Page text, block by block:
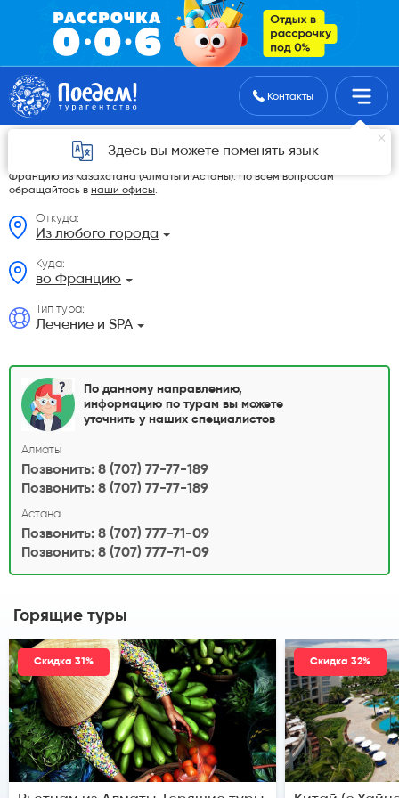
Поиск туровКонтакты
Здесь вы можете поменять язык
Лечение и SPA из Казахстана
На данной странице мы разместили самые выгодные Лечение и SPA во
Францию из Казахстана (Алматы и Астаны). По всем вопросам
обращайтесь в наши офисы.
Откуда:
Из любого города
Куда:
во Францию
Тип тура:
Лечение и SPA
По данному направлению,
информацию по турам вы можете
уточнить у наших специалистов
Алматы
Позвонить: 8 (707) 77-77-189
Позвонить: 8 (707) 77-77-189
Астана
Позвонить: 8 (707) 777-71-09
Позвонить: 8 (707) 777-71-09
Горящие туры
Скидка 31% Скидка 32%